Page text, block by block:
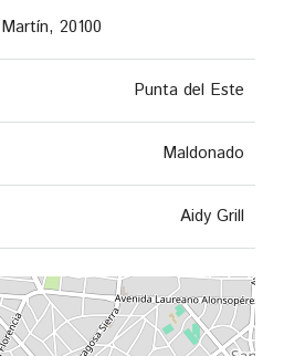
Martín, 20100
Punta del Este
Maldonado
Aidy Grill